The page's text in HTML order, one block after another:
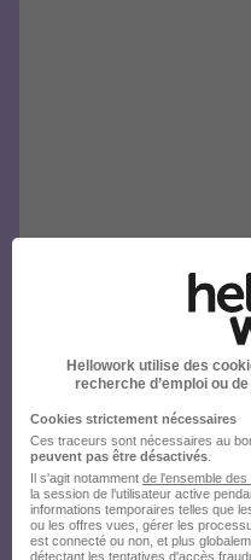
Hellowork utilise des
recherche d’emploi ou
Cookies strictement nécessaires
Ces traceurs sont nécessaires au
peuvent pas être désactivés
Il s'agit notamment de l'ensemble
la session de l'utilisateur active
informations temporaires telles que
ou les offres vues, gérer les
est connecté ou non, et plus
détectant les tentatives d'accès